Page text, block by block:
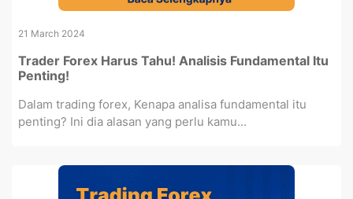
21 March 2024
Trader Forex Harus Tahu! Analisis Fundamental Itu
Penting!
Dalam trading forex, Kenapa analisa fundamental itu
penting? Ini dia alasan yang perlu kamu...